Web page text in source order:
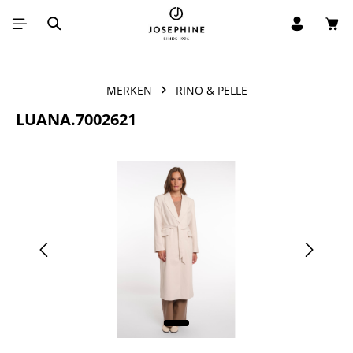
Ga naar de hoofdinhoud
MERKEN RINO & PELLE
LUANA.7002621